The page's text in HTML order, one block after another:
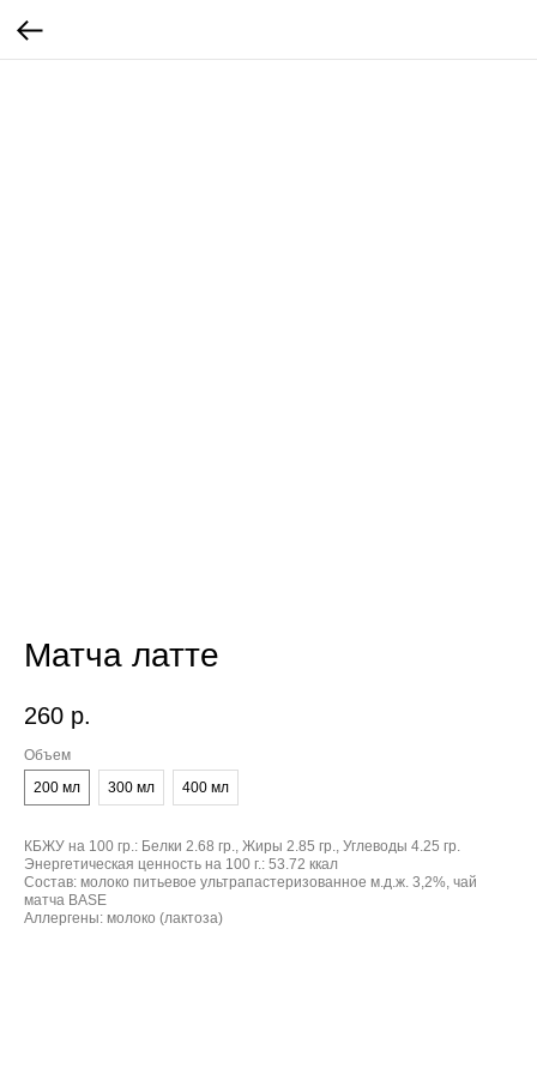
Матча латте
260 р.
Объем
200 мл
300 мл 400 мл
КБЖУ на 100 гр.: Белки 2.68 гр., Жиры 2.85 гр., Углеводы 4.25 гр.
Энергетическая ценность на 100 г.: 53.72 ккал
Состав: молоко питьевое ультрапастеризованное м.д.ж. 3,2%, чай
матча BASE
Аллергены: молоко (лактоза)